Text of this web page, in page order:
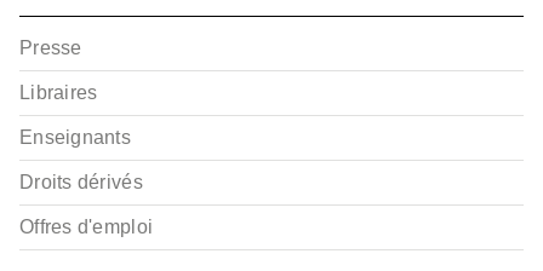
Presse
Libraires
Enseignants
Droits dérivés
Offres d'emploi